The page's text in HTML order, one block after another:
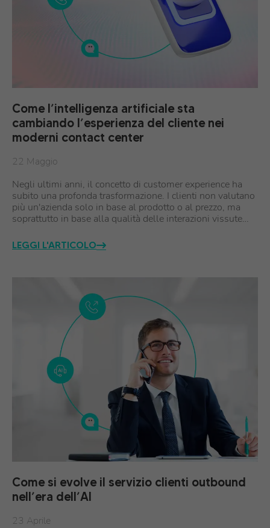
Come l’intelligenza artificiale sta
cambiando l’esperienza del cliente nei
moderni contact center
22 Maggio
Negli ultimi anni, il concetto di customer experience ha
subito una profonda trasformazione. I clienti non valutano
più un'azienda solo in base al prodotto o al prezzo, ma
soprattutto in base alla qualità delle interazioni vissute…
LEGGI L'ARTICOLO
Come si evolve il servizio clienti outbound
nell’era dell’AI
23 Aprile